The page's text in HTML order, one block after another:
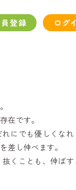
登録 ログ
在です。
にでも優しくな
差し伸べます。
くことも、伸ば